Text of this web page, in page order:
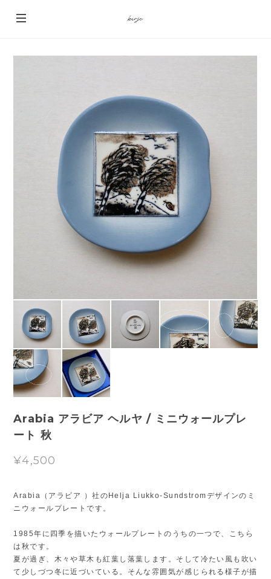
Arabia アラビア ヘルヤ / ミニウォールプレ
ート 秋
¥4,500
Arabia（アラビア ）社のHelja Liukko-Sundstromデザインのミ
ニウォールプレートです。
1985年に四季を描いたウォールプレートのうちの一つで、こちら
は秋です。
夏が過ぎ、木々や草木も紅葉し落葉します。そして冷たい風も吹い
て少しづつ冬に近づいている。そんな雰囲気が感じられる様子が描